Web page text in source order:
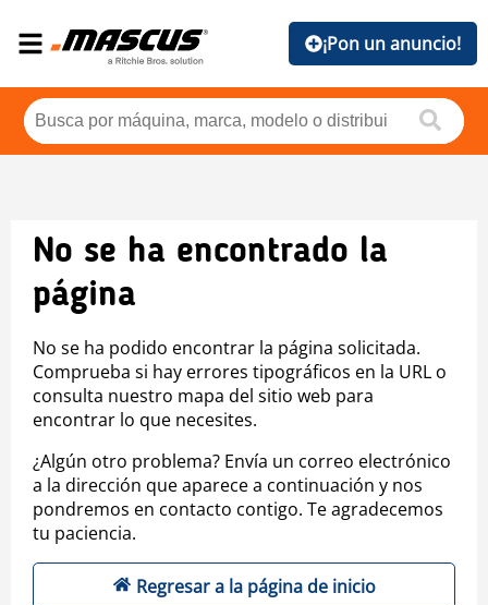
¡Pon un anuncio!
No se ha encontrado la
página
No se ha podido encontrar la página solicitada.
Comprueba si hay errores tipográficos en la URL o
consulta nuestro mapa del sitio web para
encontrar lo que necesites.
¿Algún otro problema? Envía un correo electrónico
a la dirección que aparece a continuación y nos
pondremos en contacto contigo. Te agradecemos
tu paciencia.
Regresar a la página de inicio